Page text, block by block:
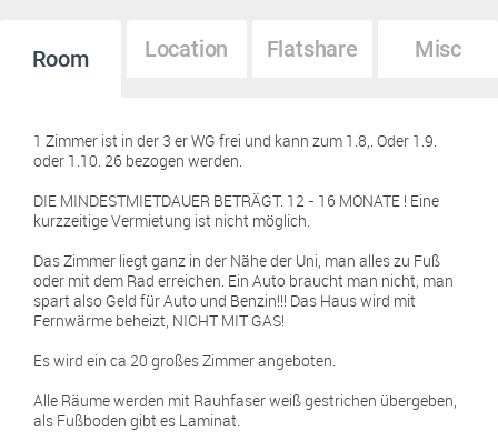
Room Location Flatshare Misc
1 Zimmer ist in der 3 er WG frei und kann zum 1.8,. Oder 1.9.
oder 1.10. 26 bezogen werden.
DIE MINDESTMIETDAUER BETRÄGT. 12 - 16 MONATE ! Eine
kurzzeitige Vermietung ist nicht möglich.
Das Zimmer liegt ganz in der Nähe der Uni, man alles zu Fuß
oder mit dem Rad erreichen. Ein Auto braucht man nicht, man
spart also Geld für Auto und Benzin!!! Das Haus wird mit
Fernwärme beheizt, NICHT MIT GAS!
Es wird ein ca 20 großes Zimmer angeboten.
Alle Räume werden mit Rauhfaser weiß gestrichen übergeben,
als Fußboden gibt es Laminat.